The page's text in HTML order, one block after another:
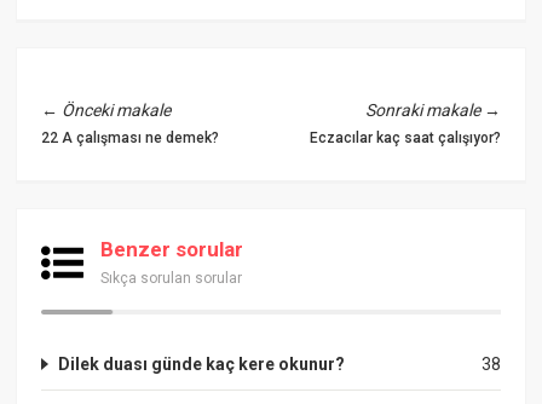
← Önceki makale
22 A çalışması ne demek?
Sonraki makale→
Eczacılar kaç saat çalışıyor?
Benzer sorular
Sıkça sorulan sorular
38
Dilek duası günde kaç kere okunur?